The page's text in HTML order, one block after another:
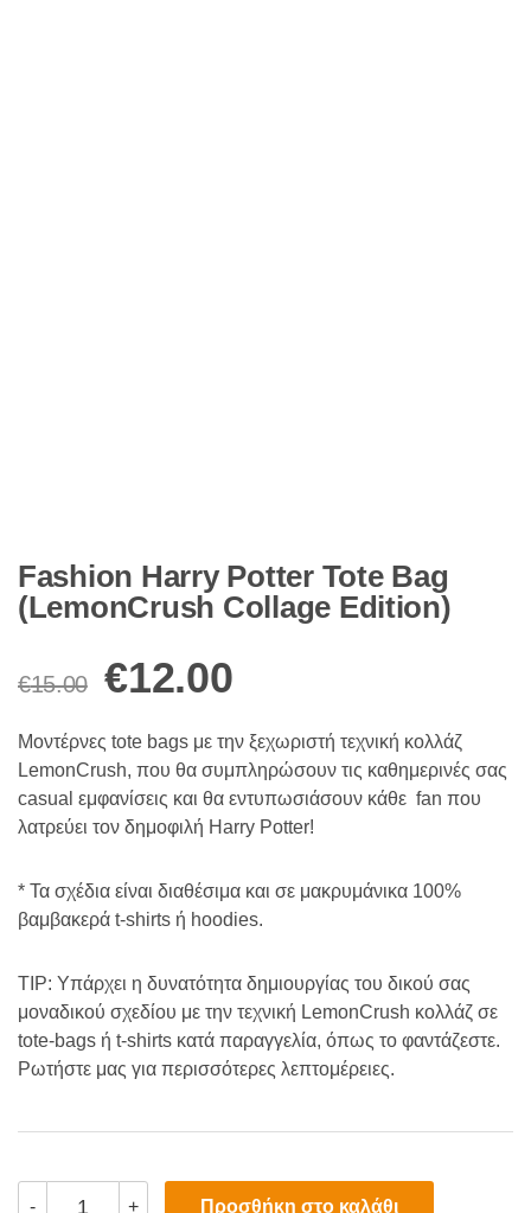
Fashion Harry Potter Tote Bag
(LemonCrush Collage Edition)
€15.00
Original
price
was:
€12.00Η
τρέχουσα
τιμή
€12.00.
Μοντέρνες tote bags με την ξεχωριστή τεχνική κολλάζ
LemonCrush, που θα συμπληρώσουν τις καθημερινές σας
casual εμφανίσεις και θα εντυπωσιάσουν κάθε fan που
λατρεύει τον δημοφιλή Harry Potter!
* Τα σχέδια είναι διαθέσιμα και σε μακρυμάνικα 100%
βαμβακερά t-shirts ή hoodies.
TIP: Υπάρχει η δυνατότητα δημιουργίας του δικού σας
μοναδικού σχεδίου με την τεχνική LemonCrush κολλάζ σε
tote-bags ή t-shirts κατά παραγγελία, όπως το φαντάζεστε.
Ρωτήστε μας για περισσότερες λεπτομέρειες.
- + Προσθήκη στο καλάθι